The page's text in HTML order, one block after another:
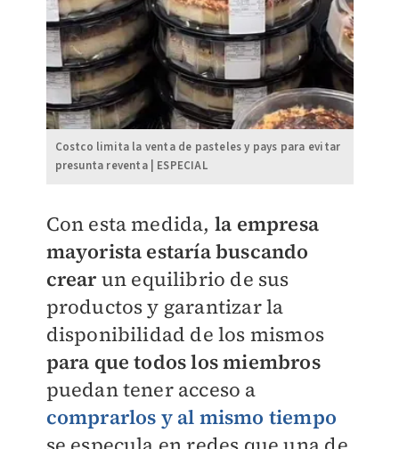
Costco limita la venta de pasteles y pays para evitar
presunta reventa | ESPECIAL
Con esta medida, la empresa
mayorista estaría buscando
crearun equilibrio de sus
productos y garantizar la
disponibilidad de los mismos
para que todos los miembros
puedan tener acceso a
comprarlos y al mismo tiempo